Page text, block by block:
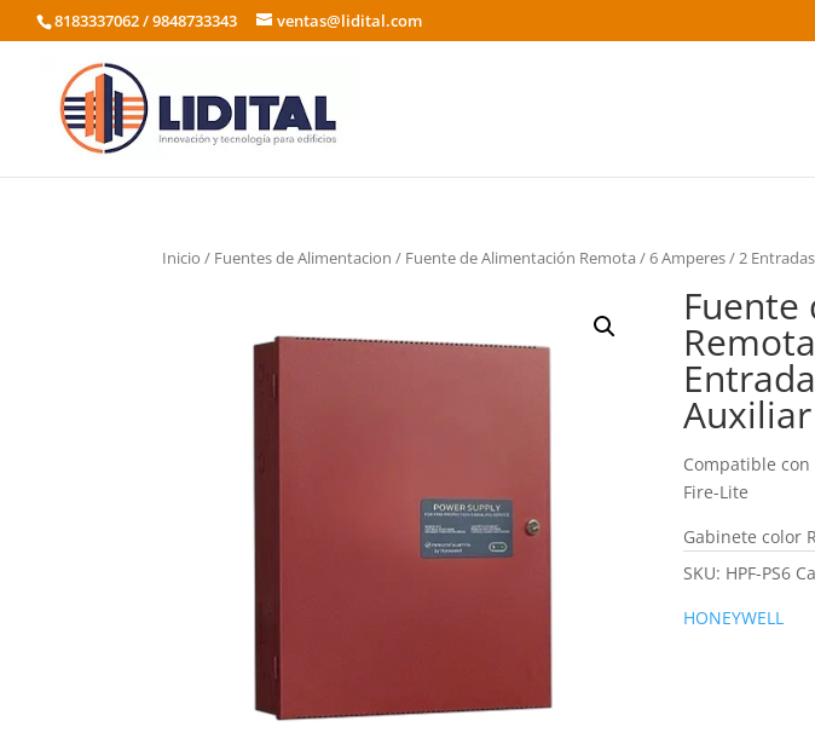
8183337062 / 9848733343 ventas@lidital.com
Inicio / Fuentes de Alimentacion / Fuente de Alimentación Remota / 6 Amperes / 2
Compatible
Fire-Lite
Gabinete color
SKU: HPF-PS6
HONEYWELL